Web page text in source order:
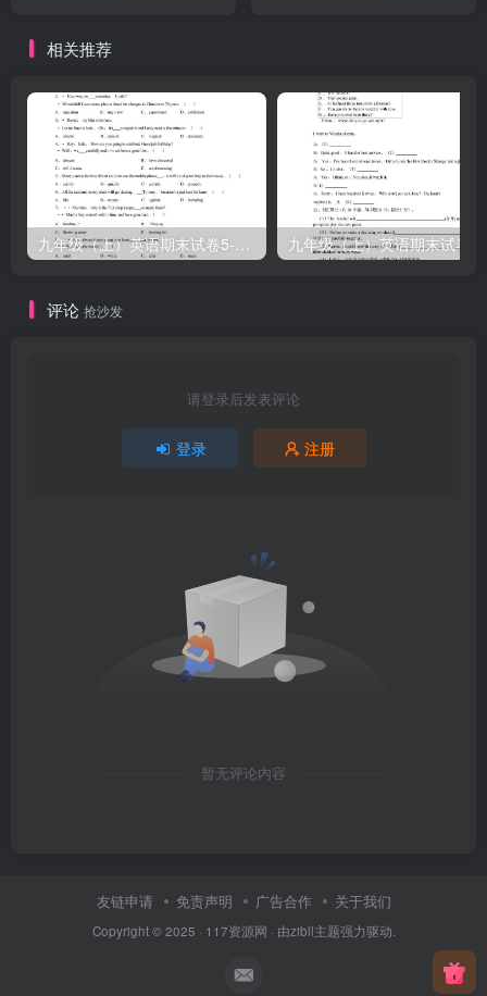
相关推荐
九年级（上）英语期末试卷5-1卷外研版
评论 抢沙发
请登录后发表评论
登录 注册
暂无评论内容
友链申请 免责声明 广告合作 关于我们
Copyright © 2025 · 117资源网 · 由zibll主题强力驱动.